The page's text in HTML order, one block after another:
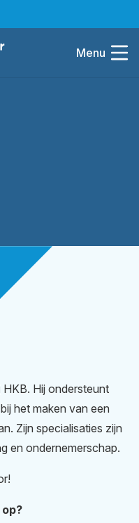
Menu
HKB. Hij ondersteunt
het maken van een
Zijn specialisaties zijn
en ondernemerschap.